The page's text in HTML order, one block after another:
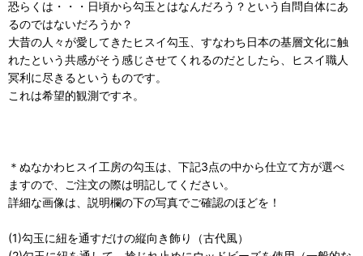
恐らくは・・・日頃から勾玉とはなんだろう？という自問自体にあ
るのではないだろうか？
大昔の人々が愛してきたヒスイ勾玉、すなわち日本の基層文化に触
れたという共感がそう感じさせてくれるのだとしたら、ヒスイ職人
冥利に尽きるというものです。
これは希望的観測ですネ。
＊ぬなかわヒスイ工房の勾玉は、下記3点の中から仕立て方が選べ
ますので、ご注文の際は明記してください。
詳細な画像は、説明欄の下の写真でご確認のほどを！
(1)勾玉に紐を通すだけの縦向き飾り（古代風）